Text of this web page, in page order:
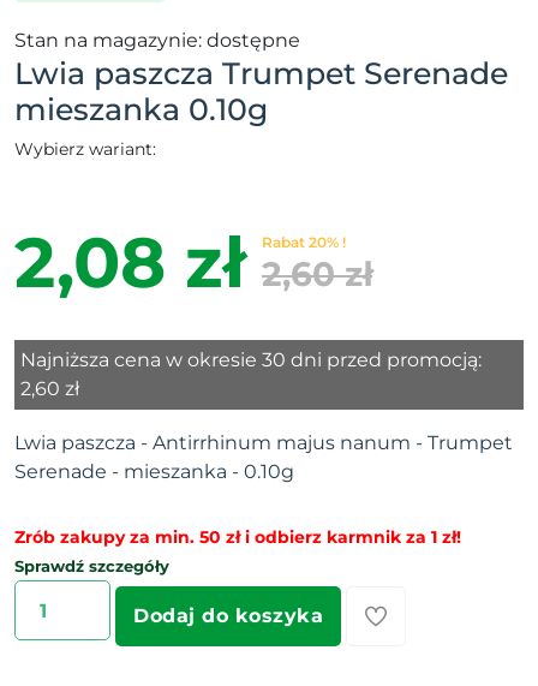
Stan na magazynie: dostępne
Lwia paszcza Trumpet Serenade
mieszanka 0.10g
Wybierz wariant:
2,08 zł Rabat 20% !
2,60 zł
Najniższa cena w okresie 30 dni przed promocją:
2,60 zł
Lwia paszcza - Antirrhinum majus nanum - Trumpet
Serenade - mieszanka - 0.10g
Zrób zakupy za min. 50 zł i odbierz karmnik za 1 zł!
Sprawdź szczegóły
Dodaj do koszyka